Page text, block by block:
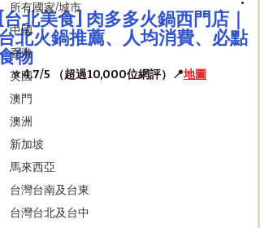
所有國家/城市
中國
香港
英國
澳門
澳洲
新加坡
馬來西亞
台灣台南及台東
台灣台北及台中
北美食] 肉多多火鍋西門店｜
北火鍋推薦、人均消費、必點
物
⭐️ 4.7/5 （超過10,000位網評）📍地圖